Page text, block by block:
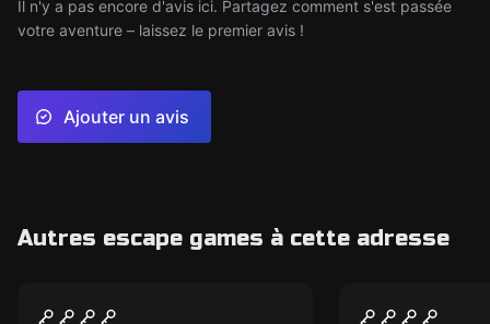
Il n'y a pas encore d'avis ici. Partagez comment s'est passée
votre aventure – laissez le premier avis !
Ajouter un avis
Autres escape games à cette adresse
Interdiction le canard
La